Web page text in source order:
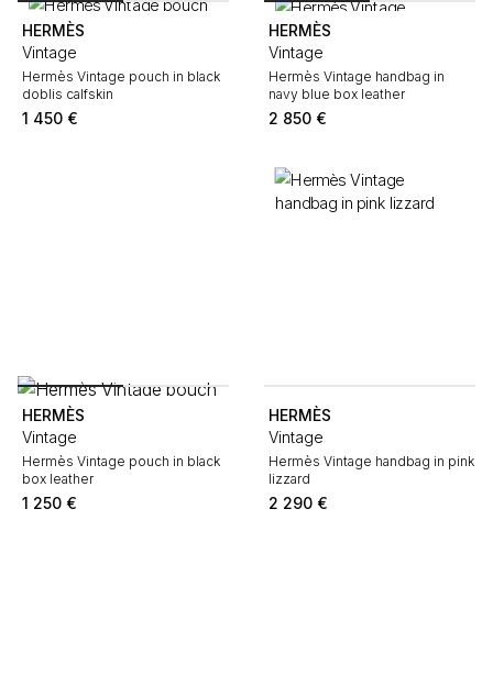
HERMÈS
Vintage
Hermès Vintage pouch in black
doblis calfskin
1 450 €
HERMÈS
Vintage
Hermès Vintage handbag in
navy blue box leather
2 850 €
HERMÈS
Vintage
Hermès Vintage pouch in black
box leather
1 250 €
HERMÈS
Vintage
Hermès Vintage handbag in pink
lizzard
2 290 €